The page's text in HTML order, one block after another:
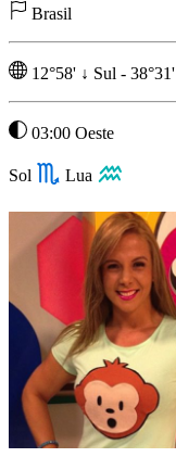
Brasil
12°58' ↓ Sul - 38°31'
03:00 Oeste
Sol Lua